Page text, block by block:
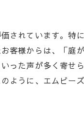
されています。特
客様からは、「庭
った声が多く寄せ
ように、エムビー